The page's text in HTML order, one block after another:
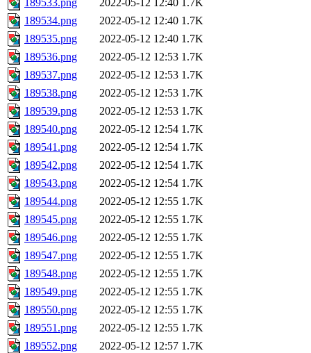
189533.png
2022-05-12 12:40 1.7K
189534.png
2022-05-12 12:40 1.7K
189535.png
2022-05-12 12:40 1.7K
189536.png
2022-05-12 12:53 1.7K
189537.png
2022-05-12 12:53 1.7K
189538.png
2022-05-12 12:53 1.7K
189539.png
2022-05-12 12:53 1.7K
189540.png
2022-05-12 12:54 1.7K
189541.png
2022-05-12 12:54 1.7K
189542.png
2022-05-12 12:54 1.7K
189543.png
2022-05-12 12:54 1.7K
189544.png
2022-05-12 12:55 1.7K
189545.png
2022-05-12 12:55 1.7K
189546.png
2022-05-12 12:55 1.7K
189547.png
2022-05-12 12:55 1.7K
189548.png
2022-05-12 12:55 1.7K
189549.png
2022-05-12 12:55 1.7K
189550.png
2022-05-12 12:55 1.7K
189551.png
2022-05-12 12:55 1.7K
189552.png
2022-05-12 12:57 1.7K